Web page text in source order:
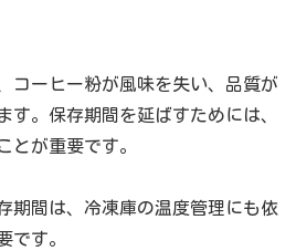
コーヒー粉が風味を失い、品質が
す。保存期間を延ばすためには、
とが重要です。
期間は、冷凍庫の温度管理にも依
です。